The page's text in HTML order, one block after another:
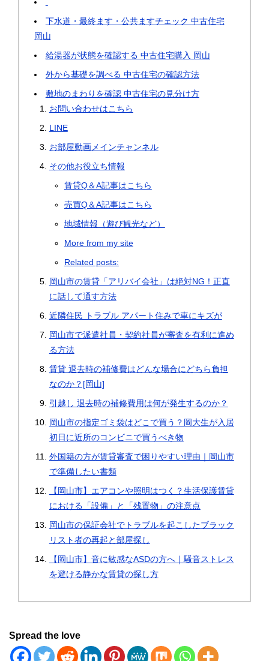
下水道・最終ます・公共ますチェック 中古住宅
岡山
給湯器が状態を確認する 中古住宅購入 岡山
外から基礎を調べる 中古住宅の確認方法
敷地のまわりを確認 中古住宅の見分け方
お問い合わせはこちら
LINE
お部屋動画メインチャンネル
その他お役立ち情報
賃貸Q＆A記事はこちら
売買Q＆A記事はこちら
地域情報（遊び観光など）
More from my site
Related posts:
岡山市の賃貸「アリバイ会社」は絶対NG！正直
に話して通す方法
近隣住民 トラブル アパート住みで車にキズが
岡山市で派遣社員・契約社員が審査を有利に進め
る方法
賃貸 退去時の補修費はどんな場合にどちら負担
なのか？[岡山]
引越し 退去時の補修費用は何が発生するのか？
岡山市の指定ゴミ袋はどこで買う？岡大生が入居
初日に近所のコンビニで買うべき物
外国籍の方が賃貸審査で困りやすい理由｜岡山市
で準備したい書類
【岡山市】エアコンや照明はつく？生活保護賃貸
における「設備」と「残置物」の注意点
岡山市の保証会社でトラブルを起こしたブラック
リスト者の再起と部屋探し
【岡山市】音に敏感なASDの方へ｜騒音ストレス
を避ける静かな賃貸の探し方
Spread the love